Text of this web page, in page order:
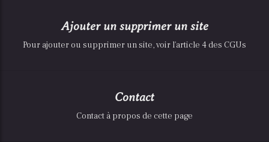
Ajouter un supprimer un site
Pour ajouter ou supprimer un site, voir l'article 4 des CGUs
Contact
Contact à propos de cette page